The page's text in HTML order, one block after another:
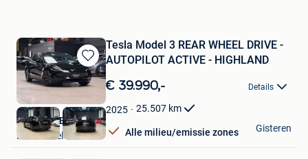
Bewaren
in
Favorieten
Tesla Model 3 REAR WHEEL DRIVE -
AUTOPILOT ACTIVE - HIGHLAND
€ 39.990,- Details
2025 25.507 km
Alle milieu/emissie zones
Nikola CVBA
Londerzeel
Gisteren